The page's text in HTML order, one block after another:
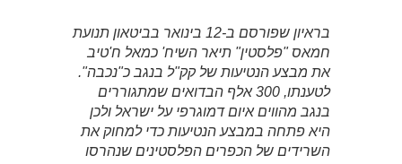
בראיון שפורסם ב-12 בינואר בביטאון תנועת
חמאס "פלסטין" תיאר השיח' כמאל ח'טיב
את מבצע הנטיעות של קק"ל בנגב כ"נכבה".
לטענתו, 300 אלף הבדואים שמתגוררים
בנגב מהווים איום דמוגרפי על ישראל ולכן
היא פתחה במבצע הנטיעות כדי למחוק את
השרידים של הכפרים הפלסטינים שנהרסו